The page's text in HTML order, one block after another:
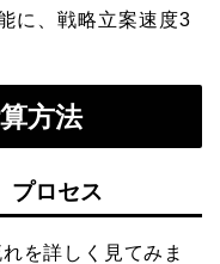
に、戦略立案速度3
方法
プロセス
を詳しく見てみま